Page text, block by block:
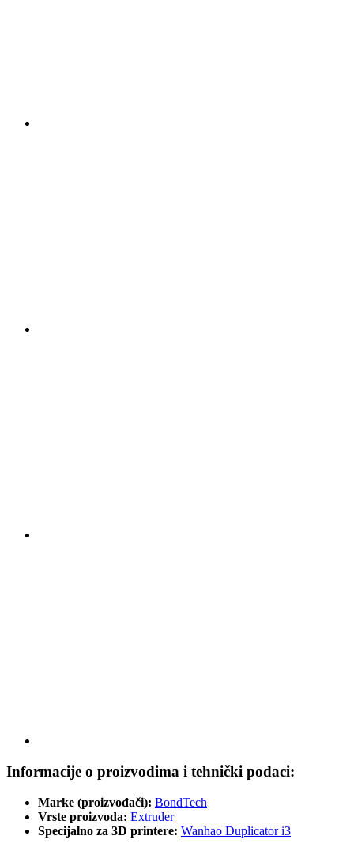
Informacije o proizvodima i tehnički podaci:
Marke (proizvođači): BondTech
Vrste proizvoda: Extruder
Specijalno za 3D printere: Wanhao Duplicator i3